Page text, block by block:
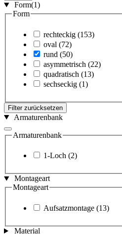
Form(1)
Form
rechteckig (153)
oval (72)
rund (50)
asymmetrisch (22)
quadratisch (13)
sechseckig (1)
Filter zurücksetzen
Armaturenbank
Armaturenbank
1-Loch (2)
Montageart
Montageart
Aufsatzmontage (13)
Material